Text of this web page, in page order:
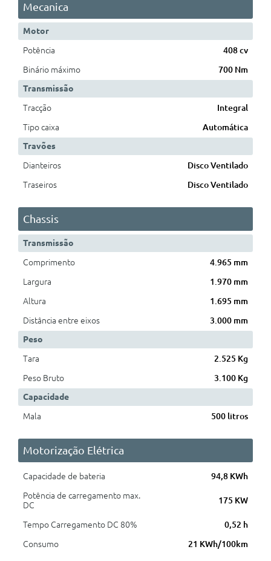
Mecanica
Motor
Potência
408 cv
Binário máximo
700 Nm
Transmissão
Tracção
Integral
Tipo caixa
Automática
Travões
Dianteiros
Disco Ventilado
Traseiros
Disco Ventilado
Chassis
Transmissão
Comprimento
4.965 mm
Largura
1.970 mm
Altura
1.695 mm
Distância entre eixos
3.000 mm
Peso
Tara
2.525 Kg
Peso Bruto
3.100 Kg
Capacidade
Mala
500 litros
Motorização Elétrica
Capacidade de bateria
94,8 KWh
Potência de carregamento max.
DC
175 KW
Tempo Carregamento DC 80%
0,52 h
Consumo
21 KWh/100km